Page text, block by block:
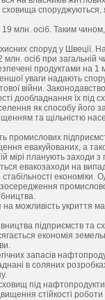
млн. осіб. Таким
споруд у Швеції.
осіб при загальній
продуктами на 1
уваги надають
війни.
дообладнання їх
як способу його
та щільністю
промислових
евакуйованих, а
мірі планують
евакозаходи на
можливість укриття
підприємств та
економія
запасів
в соляних
під
стійкості